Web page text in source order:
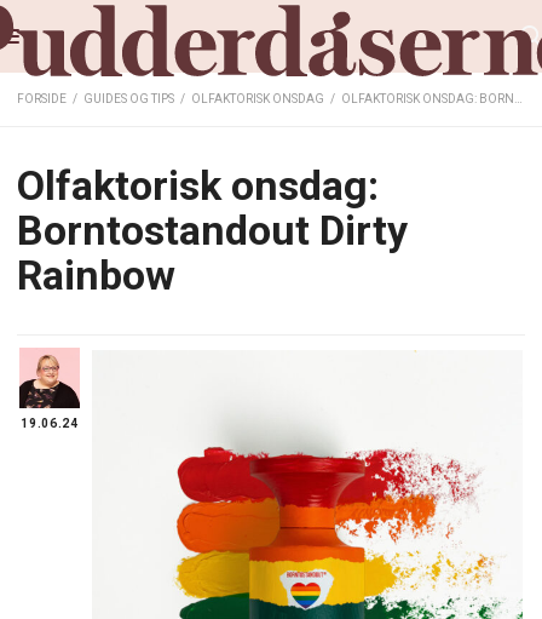
FORSIDE / GUIDES OG TIPS / OLFAKTORISK ONSDAG / OLFAKTORISK ONSDAG: BORNTOSTANDOUT DIRTY RAINBOW
Olfaktorisk onsdag:
Borntostandout Dirty
Rainbow
19.06.24